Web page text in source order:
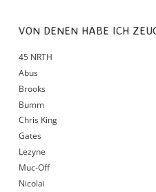
VON DENEN HABE ICH
45 NRTH
Abus
Brooks
Bumm
Chris King
Gates
Lezyne
Muc-Off
Nicolai